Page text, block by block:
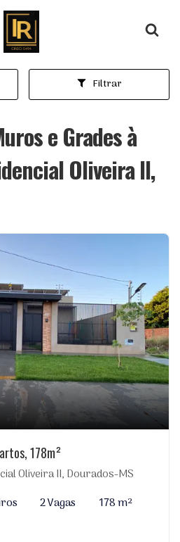
Página inicial
Filtrar
e Grades à
Oliveira II,
178m²
Oliveira II, Dourados-MS
2 Vagas
178 m²